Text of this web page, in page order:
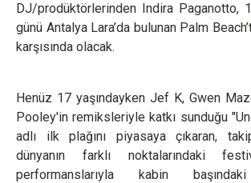
DJ/prodüktörlerinden Indira Paganotto,
günü Antalya Lara’da bulunan Palm
karşısında olacak.
Henüz 17 yaşındayken Jef K, Gwen
Pooley'in remiksleriyle katkı sunduğu
adlı ilk plağını piyasaya çıkaran,
dünyanın farklı noktalarındaki
performanslarıyla kabin